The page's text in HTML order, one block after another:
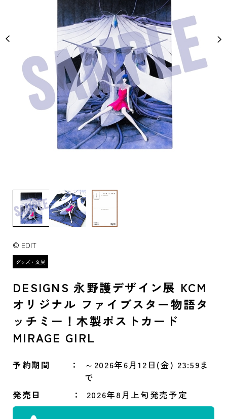
© EDIT
DESIGNS 永野護デザイン展 KCM
オリジナル ファイブスター物語タ
ッチミー！木製ポストカード
MIRAGE GIRL
予約期間
～2026年6月12日(金) 23:59ま
で
発売日
2026年8月上旬発売予定